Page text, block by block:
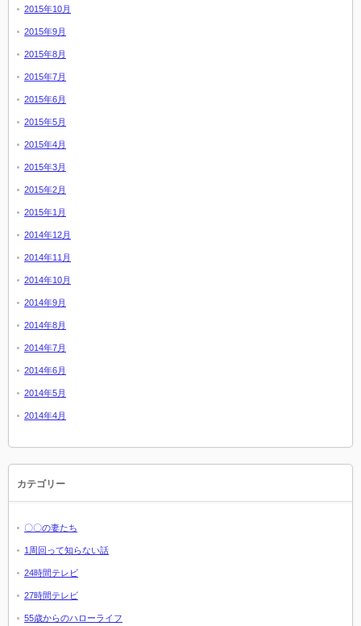
2015年10月
2015年9月
2015年8月
2015年7月
2015年6月
2015年5月
2015年4月
2015年3月
2015年2月
2015年1月
2014年12月
2014年11月
2014年10月
2014年9月
2014年8月
2014年7月
2014年6月
2014年5月
2014年4月
カテゴリー
〇〇の妻たち
1周回って知らない話
24時間テレビ
27時間テレビ
55歳からのハローライフ